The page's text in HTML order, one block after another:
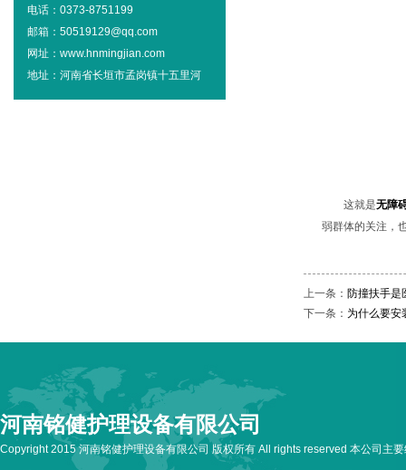
电话：0373-8751199
邮箱：50519129@qq.com
网址：www.hnmingjian.com
地址：河南省长垣市孟岗镇十五里河
这就是无障
弱群体的关注，
上一条： 防撞扶手是
下一条： 为什么要安
河南铭健护理设备有限公司
Copyright 2015 河南铭健护理设备有限公司 版权所有 All rights reserved 本公司主